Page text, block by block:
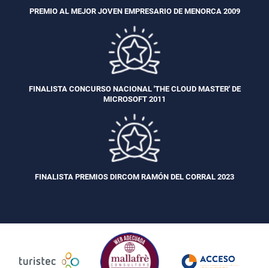
PREMIO AL MEJOR JOVEN EMPRESARIO DE MENORCA 2009
FINALISTA CONCURSO NACIONAL 'THE CLOUD MASTER' DE
MICROSOFT 2011
FINALISTA PREMIOS DIRCOM RAMÓN DEL CORRAL 2023